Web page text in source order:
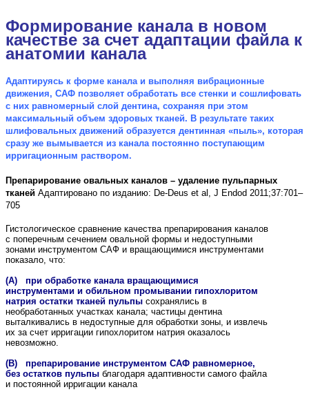
Формирование каналав новом
качестве за счет адаптации файла к
анатомии канала
Адаптируясь к форме канала и выполняя вибрационные
движения, САФ позволяет обработать все стенки и сошлифовать
с них равномерный слой дентина, сохраняя при этом
максимальный объем здоровых тканей. В результате таких
шлифовальных движений образуется дентинная «пыль», которая
сразу же вымывается из канала постоянно поступающим
ирригационным раствором.
Препарирование овальных каналов – удаление пульпарных
тканей Адаптировано по изданию: De-Deus et al, J Endod 2011;37:701–
705
Гистологическое сравнение качества препарирования каналов
с поперечным сечением овальной формы и недоступными
зонами инструментом САФ и вращающимися инструментами
показало, что:
(A) при обработке канала вращающимися
инструментами и обильном промывании гипохлоритом
натрия остатки тканей пульпы сохранялись в
необработанных участках канала; частицы дентина
выталкивались в недоступные для обработки зоны, и извлечь
их за счет ирригации гипохлоритом натрия оказалось
невозможно.
(B) препарирование инструментом САФ равномерное,
без остатков пульпы благодаря адаптивности самого файла
и постоянной ирригации канала